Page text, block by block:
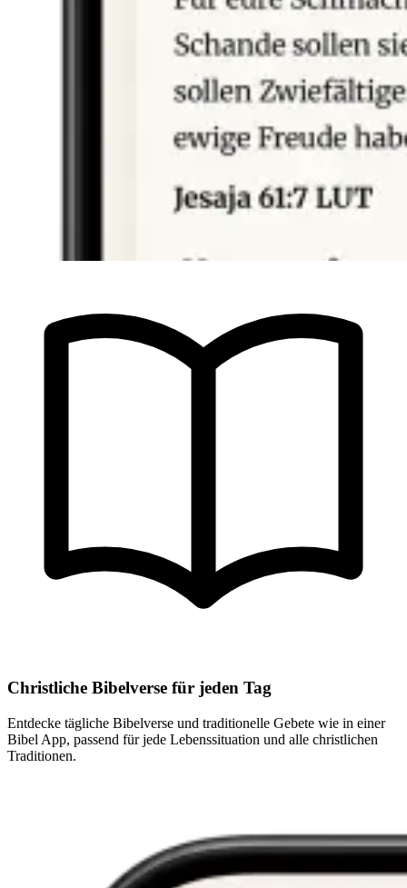
Christliche Bibelverse für jeden Tag
Entdecke tägliche Bibelverse und traditionelle Gebete wie in einer
Bibel App, passend für jede Lebenssituation und alle christlichen
Traditionen.